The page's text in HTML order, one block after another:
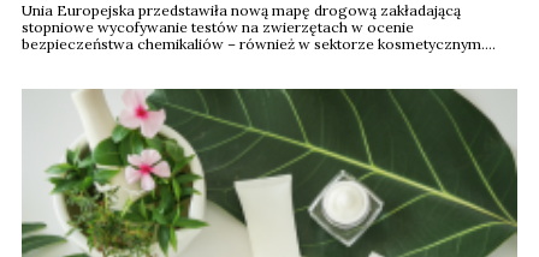
Unia Europejska przedstawiła nową mapę drogową zakładającą
stopniowe wycofywanie testów na zwierzętach w ocenie
bezpieczeństwa chemikaliów – również w sektorze kosmetycznym.
danych oraz tzw. New Approach Methodologies (NAMs).